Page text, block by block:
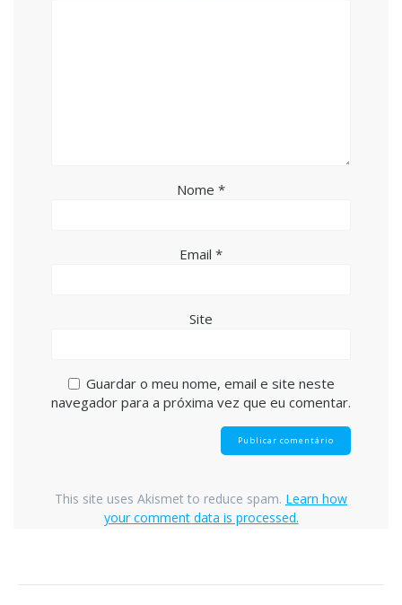
Nome *
Email *
Site
Guardar o meu nome, email e site neste
navegador para a próxima vez que eu comentar.
This site uses Akismet to reduce spam. Learn how
your comment data is processed.